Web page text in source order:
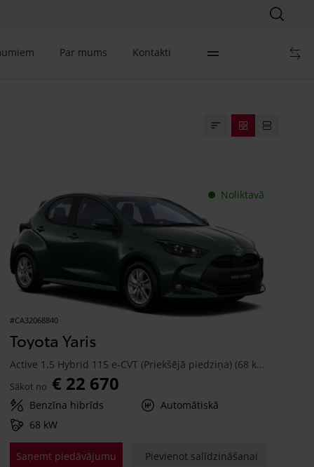
Par mums Kontakti
Noliktavā
#CA32068840
Toyota Yaris
Active 1.5 Hybrid 115 e-CVT (Priekšējā piedziņa) (68 kW)
Sākot no € 22 670
Benzīna hibrīds
Automātiskā
68 kW
Saņemt piedāvājumu Pievienot salīdzināšanai